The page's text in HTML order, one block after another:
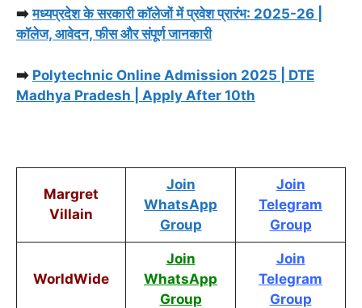
➡️मध्यप्रदेश के सरकारी कॉलेजों में प्रवेश प्रारंभ: 2025-26 |
कॉलेज, आवेदन, फीस और संपूर्ण जानकारी
➡️ Polytechnic Online Admission 2025 | DTE
Madhya Pradesh | Apply After 10th
Margret
Villain
Join
WhatsApp
Group
Join
Telegram
Group
WorldWide
Join
WhatsApp
Group
Join
Telegram
Group